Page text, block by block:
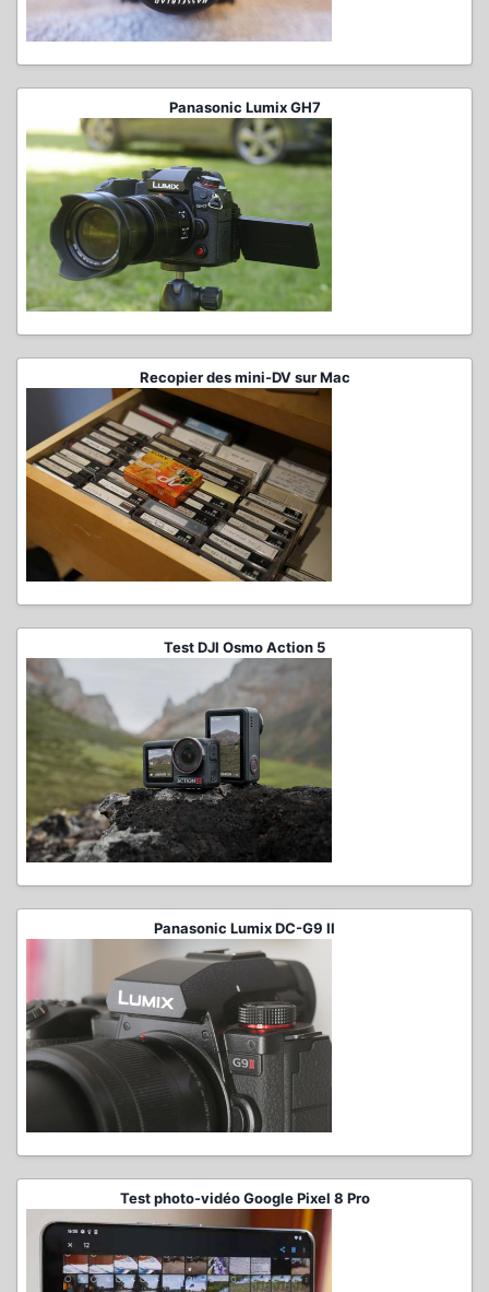
Panasonic Lumix GH7
Recopier des mini-DV sur Mac
Test DJI Osmo Action 5
Panasonic Lumix DC-G9 II
Test photo-vidéo Google Pixel 8 Pro